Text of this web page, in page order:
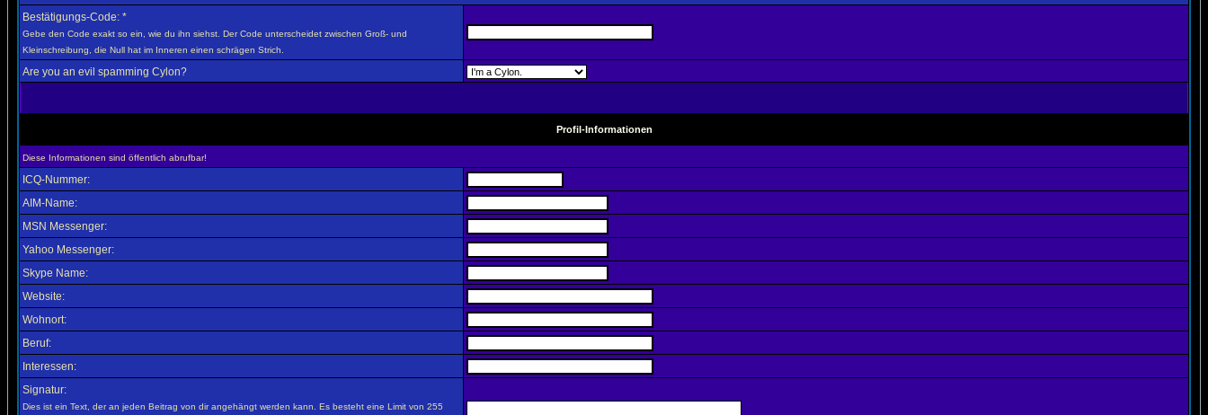
Bestätigungs-Code: *
Gebe den Code exakt so ein, wie du ihn siehst. Der Code unterscheidet zwischen Groß- und
Kleinschreibung, die Null hat im Inneren einen schrägen Strich.
Are you an evil spamming Cylon?
Profil-Informationen
Diese Informationen sind öffentlich abrufbar!
ICQ-Nummer:
AIM-Name:
MSN Messenger:
Yahoo Messenger:
Skype Name:
Website:
Wohnort:
Beruf:
Interessen:
Signatur:
Dies ist ein Text, der an jeden Beitrag von dir angehängt werden kann. Es besteht eine Limit von 255